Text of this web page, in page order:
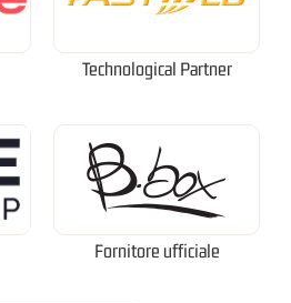
Technological Partner
Fornitore ufficiale